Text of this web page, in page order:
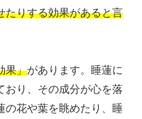
たりする効果があると言
果」があります。睡蓮に
おり、その成分が心を落
の花や葉を眺めたり、睡